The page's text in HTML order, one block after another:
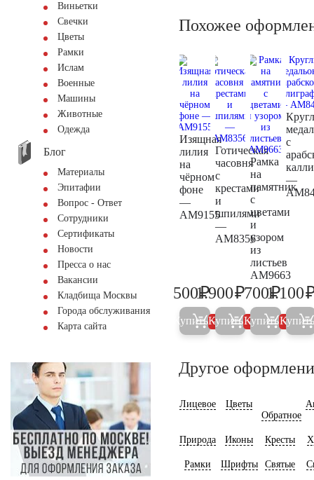
Виньетки
Свечки
Цветы
Рамки
Ислам
Военные
Машины
Животные
Одежда
Блог
Материалы
Эпитафии
Вопрос - Ответ
Сотрудники
Сертификаты
Новости
Пресса о нас
Вакансии
Кладбища Москвы
Города обслуживания
Карта сайта
Похожее
Изящная
лилия
на
чёрном
фоне
—
AM9155
500
500₽
Купить 5%
Готическая
часовня
с
крестами
и
шпилями
—
AM8356
2.000
1.900₽
Купить 5%
Рамка
на
памятник
с
цветами
и
узором
из
листьев
AM9663
700
700₽
Купить 5%
с
—
1.100
Купить
Другое
Лицевое
Цветы
Обратное
Природа Иконы Кресты
Рамки Шрифты Святые